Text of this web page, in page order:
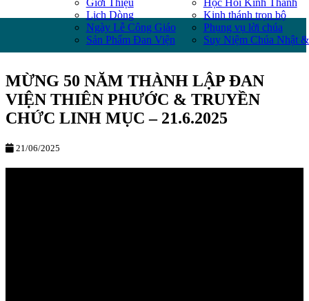
Giới Thiệu
Lịch Dòng
Ngày Lễ Công Giáo
Sản Phẩm Đan Viện
Học Hỏi Kinh Thánh
Kinh thánh trọn bộ
Phụng vụ lời chúa
Suy Niệm Chúa Nhật
MỪNG 50 NĂM THÀNH LẬP ĐAN
VIỆN THIÊN PHƯỚC & TRUYỀN
CHỨC LINH MỤC – 21.6.2025
21/06/2025